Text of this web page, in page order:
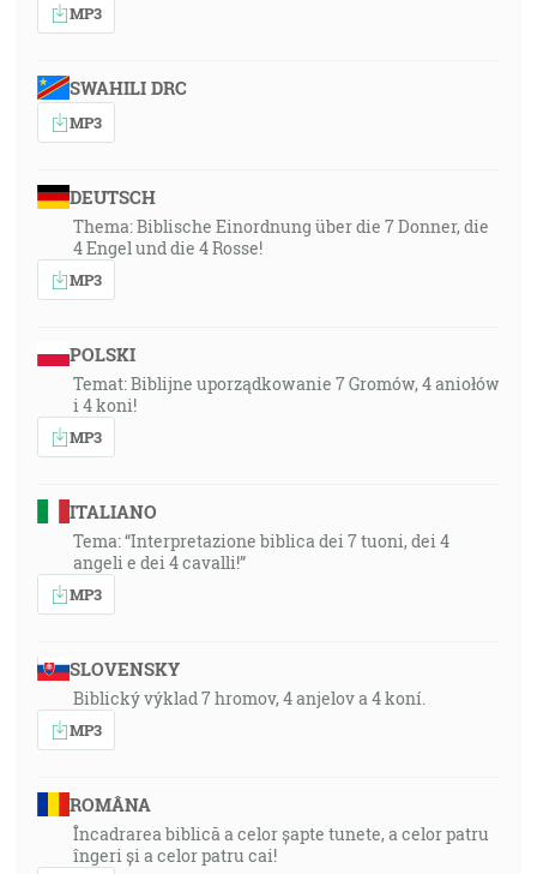
MP3
SWAHILI DRC
MP3
DEUTSCH
Thema: Biblische Einordnung über die 7 Donner, die
4 Engel und die 4 Rosse!
MP3
POLSKI
Temat: Biblijne uporządkowanie 7 Gromów, 4 aniołów
i 4 koni!
MP3
ITALIANO
Tema: “Interpretazione biblica dei 7 tuoni, dei 4
angeli e dei 4 cavalli!”
MP3
SLOVENSKY
Biblický výklad 7 hromov, 4 anjelov a 4 koní.
MP3
ROMÂNA
Încadrarea biblică a celor șapte tunete, a celor patru
îngeri și a celor patru cai!